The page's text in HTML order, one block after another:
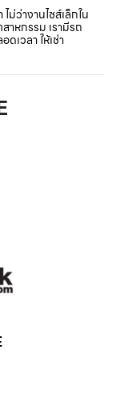
ว่างานไซส์เล็กใน
าหกรรม เรามีรถ
เวลา ให้เช่า